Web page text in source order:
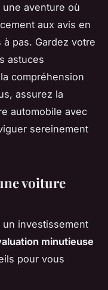
aventure où
aux avis en
pas. Gardez votre
astuces
compréhension
assurez la
automobile avec
sereinement
voiture
investissement
minutieuse
pour vous